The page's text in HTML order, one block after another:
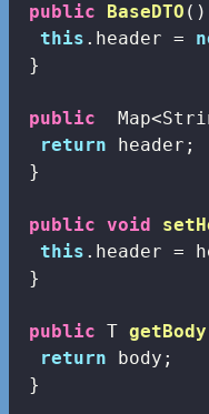
public BaseDTO ()
this .header =
}
public
return header;
}
public void
this .header =
}
public T getBody
return body;
}